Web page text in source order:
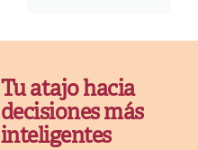
Tu atajo hacia
decisiones más
inteligentes